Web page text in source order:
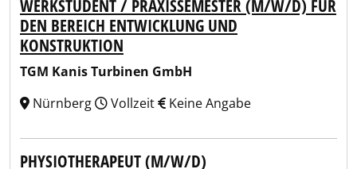
WERKSTUDENT / PRAXISSEMESTER (M/W/D) FÜR
DEN BEREICH ENTWICKLUNG UND
KONSTRUKTION
TGM Kanis Turbinen GmbH
Nürnberg
Vollzeit Keine Angabe
PHYSIOTHERAPEUT (M/W/D)